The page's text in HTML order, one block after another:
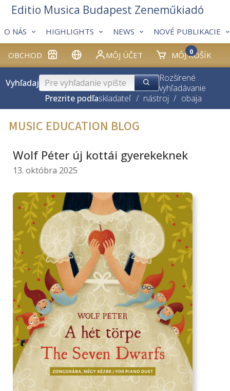
OBCHOD MÔJ ÚČET MÔJ KOŠÍK
0
O NÁS HIGHLIGHTS NEWS NOVÉ PUBLIKACIE
Editio Musica Budapest Zeneműkiadó
Vyhľadaj
Rozšírené
vyhľadávanie
Prezrite podľaskladateľ / nástroj / obaja
MUSIC EDUCATION BLOG
Wolf Péter új kottái gyerekeknek
13. októbra 2025